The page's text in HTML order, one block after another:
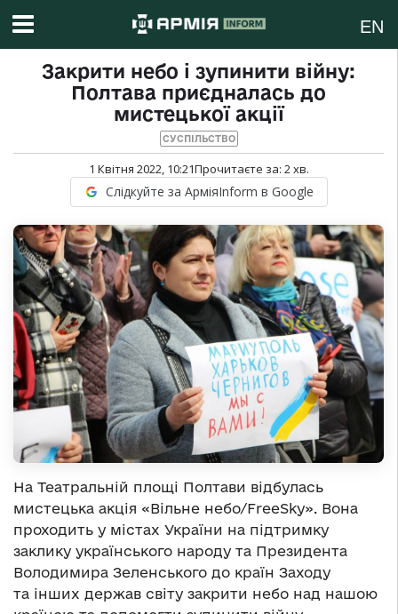
EN
Закрити небо і зупинити війну:
Полтава приєдналась до
мистецької акції
СУСПІЛЬСТВО
1 Квітня 2022, 10:21Прочитаєте за: 2хв.
Слідкуйте за АрміяInform в Google
На Театральній площі Полтави відбулась
мистецька акція «Вільне небо/FreeSky». Вона
проходить у містах України на підтримку
заклику українського народу та Президента
Володимира Зеленського до країн Заходу
та інших держав світу закрити небо над нашою